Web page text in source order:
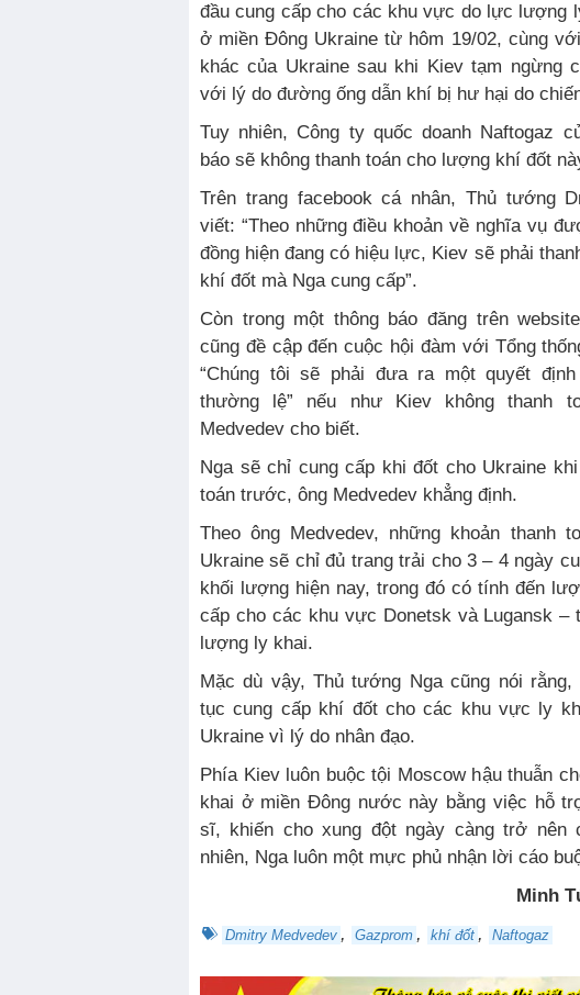
đầu cung cấp cho các khu vực do lực lượng
ở miền Đông Ukraine từ hôm 19/02, cùng
khác của Ukraine sau khi Kiev tạm ngừng
với lý do đường ống dẫn khí bị hư hại do
Tuy nhiên, Công ty quốc doanh Naftogaz
báo sẽ không thanh toán cho lượng khí đốt
Trên trang facebook cá nhân, Thủ tướng
viết: “Theo những điều khoản về nghĩa vụ
đồng hiện đang có hiệu lực, Kiev sẽ phải
khí đốt mà Nga cung cấp”.
Còn trong một thông báo đăng trên
cũng đề cập đến cuộc hội đàm với Tổng
“Chúng tôi sẽ phải đưa ra một quyết
thường lệ” nếu như Kiev không thanh
Medvedev cho biết.
Nga sẽ chỉ cung cấp khi đốt cho Ukraine
toán trước, ông Medvedev khẳng định.
Theo ông Medvedev, những khoản thanh
Ukraine sẽ chỉ đủ trang trải cho 3 – 4 ngày
khối lượng hiện nay, trong đó có tính đến
cấp cho các khu vực Donetsk và Lugansk –
lượng ly khai.
Mặc dù vậy, Thủ tướng Nga cũng nói rằng,
tục cung cấp khí đốt cho các khu vực ly
Ukraine vì lý do nhân đạo.
Phía Kiev luôn buộc tội Moscow hậu thuẫn
khai ở miền Đông nước này bằng việc hỗ
sĩ, khiến cho xung đột ngày càng trở nên
nhiên, Nga luôn một mực phủ nhận lời cáo
Minh
Dmitry Medvedev , Gazprom , khí đốt , Naftogaz